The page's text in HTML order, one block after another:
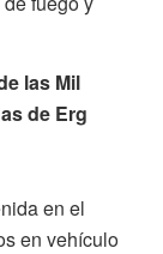
las Mil
de Erg
en el
en vehículo